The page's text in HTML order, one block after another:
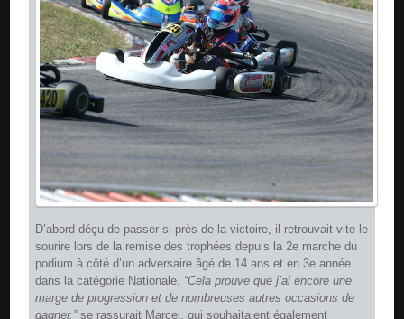
D’abord déçu de passer si près de la victoire, il retrouvait vite le
sourire lors de la remise des trophées depuis la 2e marche du
podium à côté d’un adversaire âgé de 14 ans et en 3e année
dans la catégorie Nationale. “Cela prouve que j’ai encore une
marge de progression et de nombreuses autres occasions de
gagner,”se rassurait Marcel, qui souhaitaient également